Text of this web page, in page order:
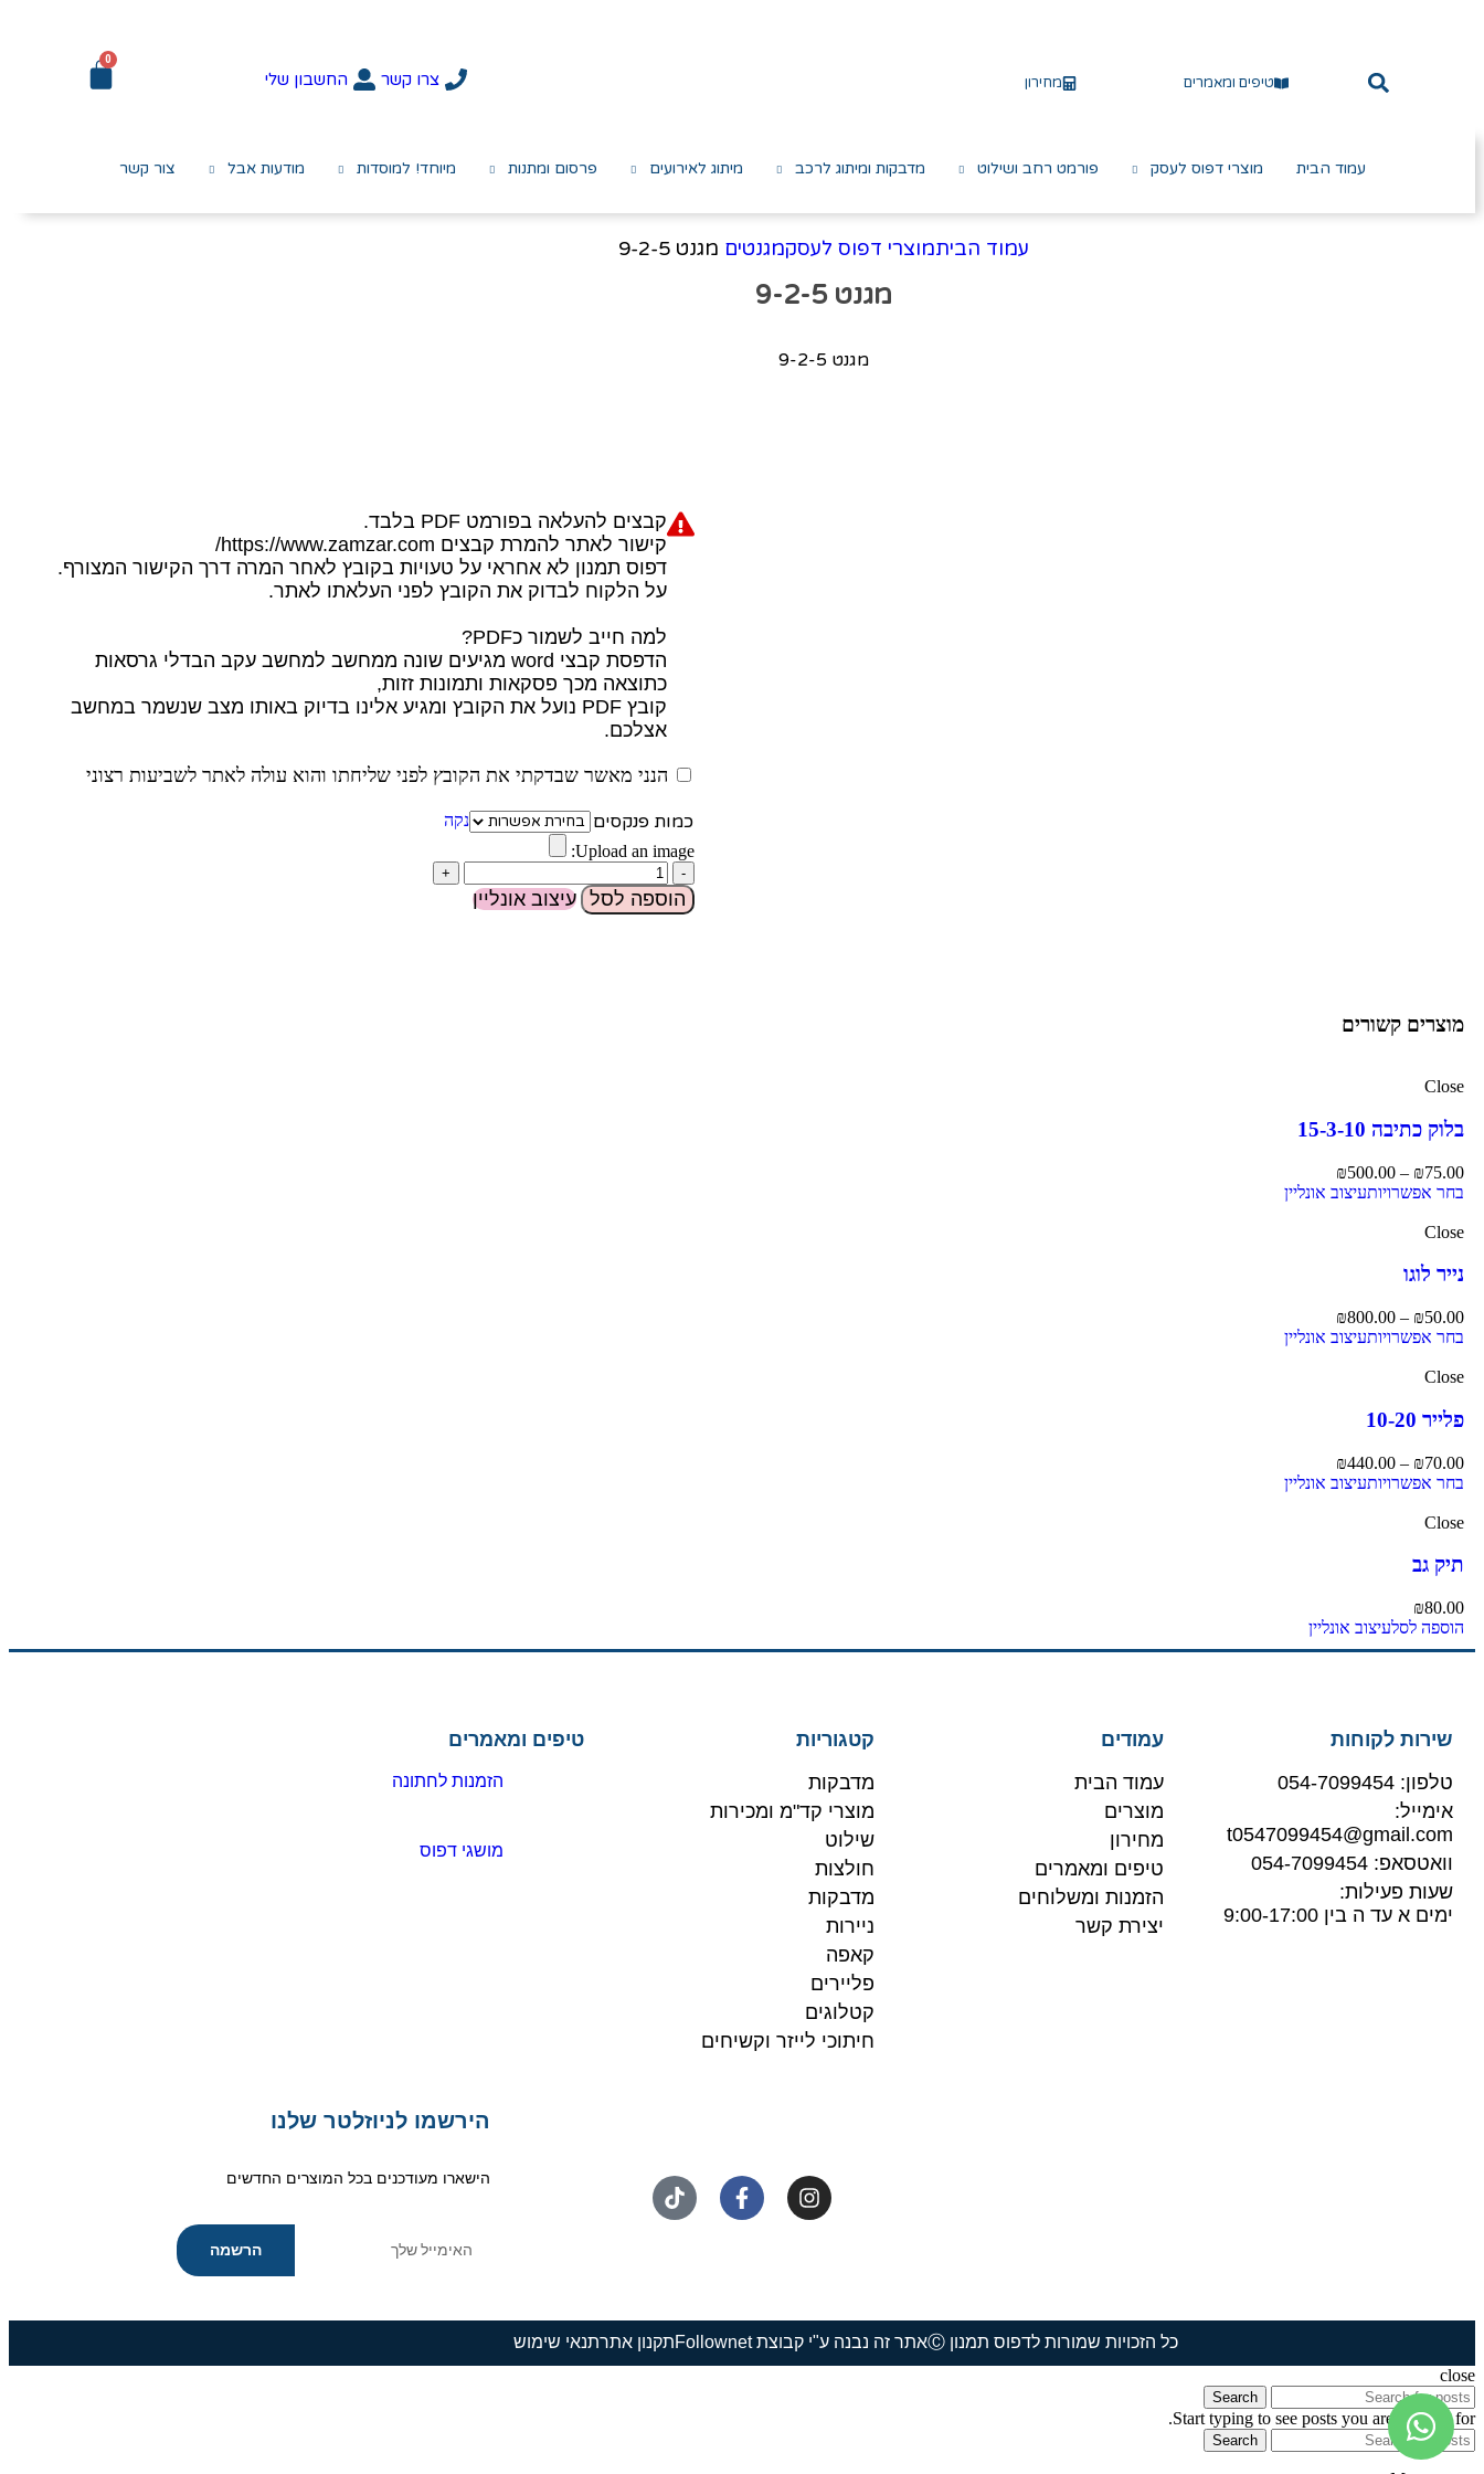
טיפים ומאמרים מחירון צרו קשר החשבון שלי
0
עמוד הבית מוצרי דפוס לעסק פורמט רחב ושילוט מדבקות ומיתוג לרכב מיתוג לאירועים פרסום ומתנות מיוחד! למוסדות מודעות אבל צור קשר
עמוד הביתמוצרי דפוס לעסקמגנטים מגנט 9-2-5
מגנט 9-2-5
מגנט 9-2-5
קבצים להעלאה בפורמט PDF בלבד.
קישור לאתר להמרת קבצים https://www.zamzar.com/
דפוס תמנון לא אחראי על טעויות בקובץ לאחר המרה דרך הקישור המצורף.
על הלקוח לבדוק את הקובץ לפני העלאתו לאתר.
למה חייב לשמור כPDF?
הדפסת קבצי word מגיעים שונה ממחשב למחשב עקב הבדלי גרסאות
כתוצאה מכך פסקאות ותמונות זזות,
קובץ PDF נועל את הקובץ ומגיע אלינו בדיוק באותו מצב שנשמר במחשב
אצלכם.
הנני מאשר שבדקתי את הקובץ לפני שליחתו והוא עולה לאתר לשביעות רצוני
כמות פנקסים
נקה
Upload an image:
הוספה לסל עיצוב אונליין
מוצרים קשורים
Close
בלוק כתיבה 15-3-10
₪75.00
–
₪500.00
בחר אפשרויותעיצוב אונליין
Close
נייר לוגו
₪50.00
–
₪800.00
בחר אפשרויותעיצוב אונליין
Close
פלייר 10-20
₪70.00
–
₪440.00
בחר אפשרויותעיצוב אונליין
Close
תיק גב
₪80.00
הוספה לסלעיצוב אונליין
שירות לקוחות
טלפון: 054-7099454
אימייל:
t0547099454@gmail.com
וואטסאפ: 054-7099454
שעות פעילות:
ימים א עד ה בין 9:00-17:00
עמודים
עמוד הבית
מוצרים
מחירון
טיפים ומאמרים
הזמנות ומשלוחים
יצירת קשר
קטגוריות
מדבקות
מוצרי קד"מ ומכירות
שילוט
חולצות
מדבקות
ניירות
קאפה
פליירים
קטלוגים
חיתוכי לייזר וקשיחים
טיפים ומאמרים
הזמנות לחתונה
מושגי דפוס
הירשמו לניוזלטר שלנו
הישארו מעודכנים בכל המוצרים החדשים
הרשמה
כל הזכויות שמורות לדפוס תמנון Ⓒ אתר זה נבנה ע"י קבוצת Follownet תקנון אתרתנאי שימוש
close
Search
Start typing to see posts you are looking for.
Search